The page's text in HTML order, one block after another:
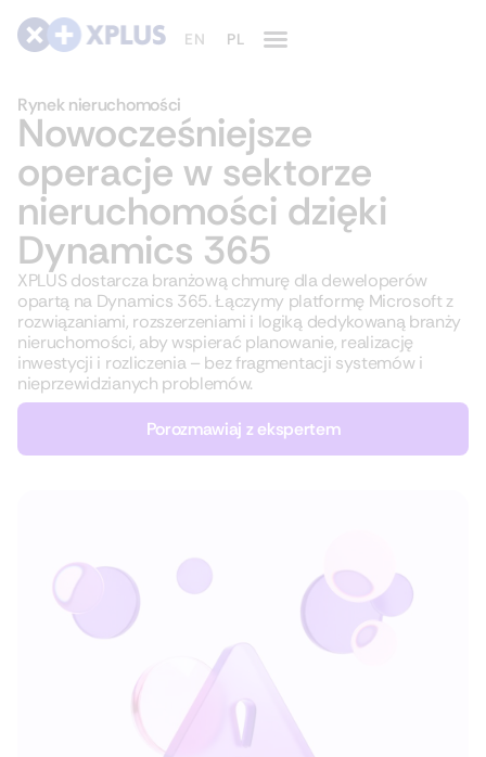
Rynek nieruchomości
Nowocześniejsze
operacje w sektorze
nieruchomości dzięki
Dynamics 365
XPLUS dostarcza branżową chmurę dla deweloperów
opartą na Dynamics 365. Łączymy platformę Microsoft z
rozwiązaniami, rozszerzeniami i logiką dedykowaną branży
nieruchomości, aby wspierać planowanie, realizację
inwestycji i rozliczenia – bez fragmentacji systemów i
nieprzewidzianych problemów.
Porozmawiaj z ekspertem